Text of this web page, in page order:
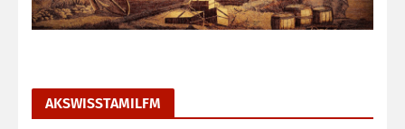
AKSWISSTAMILFM